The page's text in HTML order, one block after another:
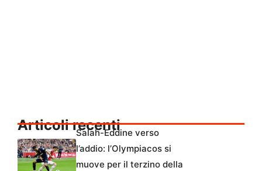
Articoli recenti
Salah-Eddine verso
l’addio: l’Olympiacos si
muove per il terzino della